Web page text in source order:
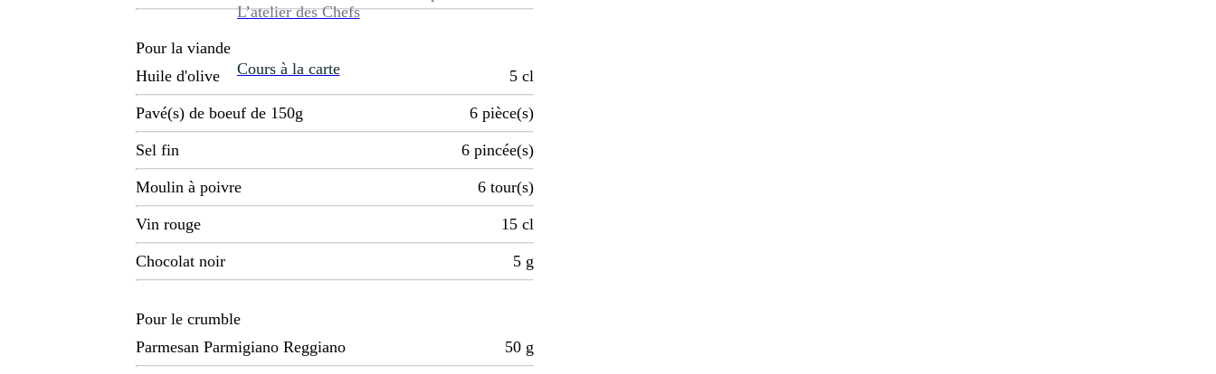
L’atelier des Chefs
Cours à la carte
Pour la viande
Huile d'olive
5 cl
Pavé(s) de boeuf de 150g 6 pièce(s)
Sel fin 6 pincée(s)
Moulin à poivre 6 tour(s)
Vin rouge 15 cl
Chocolat noir 5 g
Pour le crumble
Parmesan Parmigiano Reggiano
50 g